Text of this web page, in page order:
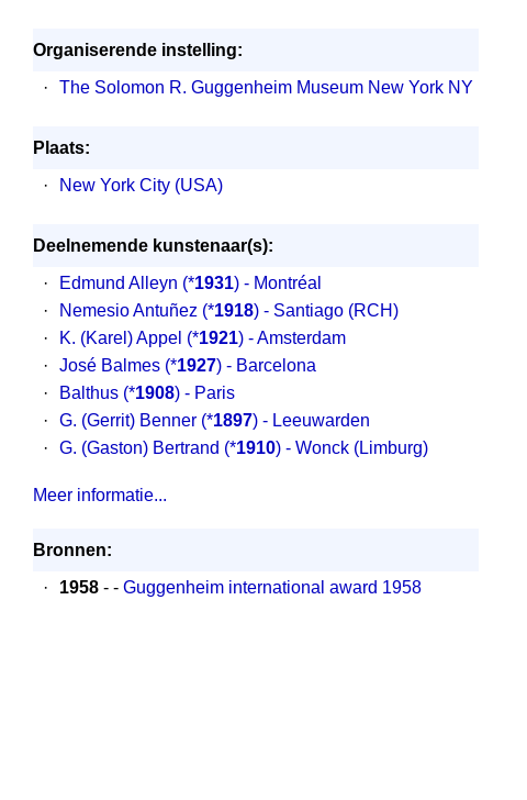
Organiserende instelling:
·
The Solomon R. Guggenheim Museum New York NY
Plaats:
·
New York City (USA)
Deelnemende kunstenaar(s):
·
Edmund Alleyn (*1931) - Montréal
·
Nemesio Antuñez (*1918) - Santiago (RCH)
·
K. (Karel) Appel (*1921) - Amsterdam
·
José Balmes (*1927) - Barcelona
·
Balthus (*1908) - Paris
·
G. (Gerrit) Benner (*1897) - Leeuwarden
·
G. (Gaston) Bertrand (*1910) - Wonck (Limburg)
Meer informatie...
Bronnen:
·
1958 - - Guggenheim international award 1958